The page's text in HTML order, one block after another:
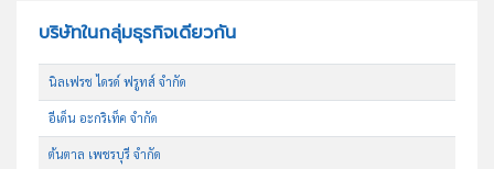
บริษัทในกลุ่มธุรกิจเดียวกัน
นิลเฟรช ไดรด์ ฟรูทส์ จำกัด
อีเด็น อะกริเท็ค จำกัด
ต้นตาล เพชรบุรี จำกัด